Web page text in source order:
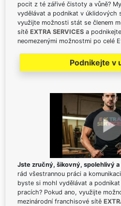
pocit z té zářivé čistoty a vůně?
vydělávat a podnikat v úklidových
využijte možnosti stát se členem
sítě EXTRA SERVICES a
neomezenými možnostmi po celé
Podnikejte v
Jste zručný, šikovný, spolehlivý
rád všestrannou práci a
byste si mohl vydělávat a
pracích? Pokud ano, využijte
mezinárodní franchisové sítě